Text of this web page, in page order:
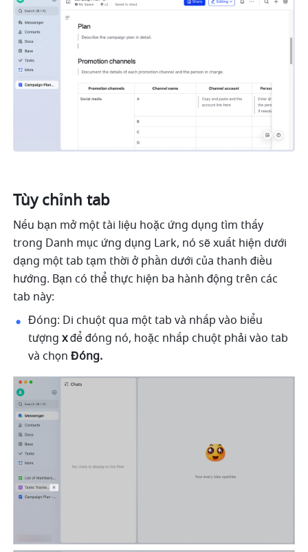
Tùy chỉnh tab
Nếu bạn mở một tài liệu hoặc ứng dụng tìm thấy
trong Danh mục ứng dụng Lark, nó sẽ xuất hiện dưới
dạng một tab tạm thời ở phần dưới của thanh điều
hướng. Bạn có thể thực hiện ba hành động trên các
tab này:
Đóng: Di chuột qua một tab và nhấp vào biểu
tượng x để đóng nó, hoặc nhấp chuột phải vào tab
và chọn Đóng.